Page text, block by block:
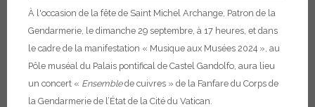
À l'occasion de la fête de Saint Michel Archange, Patron de la
Gendarmerie, le dimanche 29 septembre, à 17 heures, et dans
le cadre de la manifestation « Musique aux Musées 2024 », au
Pôle muséal du Palais pontifical de Castel Gandolfo, aura lieu
un concert « Ensemblede cuivres » de la Fanfare du Corps de
la Gendarmerie de l’État de la Cité du Vatican.